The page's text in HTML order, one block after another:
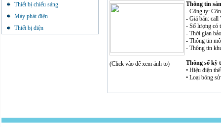
Thiết bị chiếu sáng
Máy phát điện
Thiết bị điện
(Click vào để xem ảnh to)
Thông tin
- Công ty:
- Giá bán:
- Số lượng có
- Thời gian
- Thông tin
- Thông tin
Thông số kỹ
• Hiệu điện
• Loại bóng